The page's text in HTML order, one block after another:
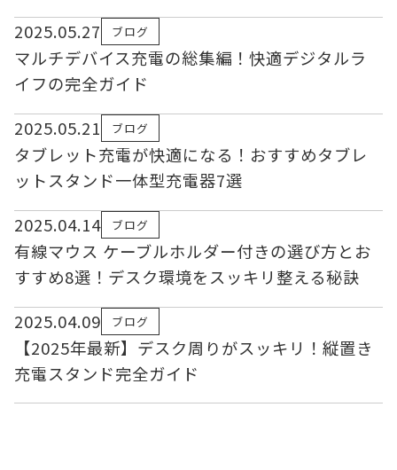
2025.05.27
ブログ
マルチデバイス充電の総集編！快適デジタルラ
イフの完全ガイド
2025.05.21
ブログ
タブレット充電が快適になる！おすすめタブレ
ットスタンド一体型充電器7選
2025.04.14
ブログ
有線マウス ケーブルホルダー付きの選び方とお
すすめ8選！デスク環境をスッキリ整える秘訣
2025.04.09
ブログ
【2025年最新】デスク周りがスッキリ！縦置き
充電スタンド完全ガイド